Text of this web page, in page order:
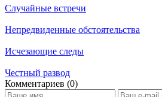
Случайные встречи
Непредвиденные обстоятельства
Исчезающие следы
Честный развод
Ком­мен­та­ри­ев (0)